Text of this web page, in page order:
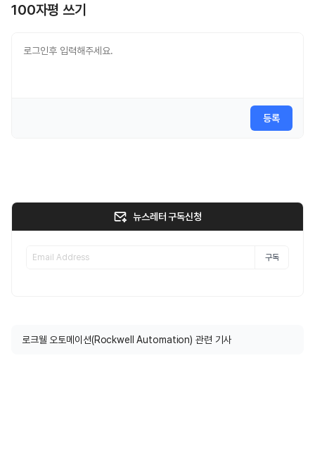
100자평 쓰기
등록
뉴스레터 구독신청
구독
로크웰 오토메이션(Rockwell Automation) 관련 기사